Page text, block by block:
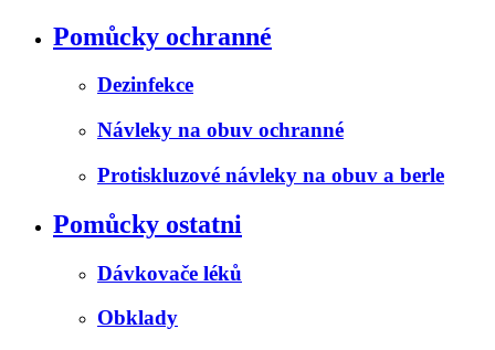
Pomůcky ochranné
Dezinfekce
Návleky na obuv ochranné
Protiskluzové návleky na obuv a berle
Pomůcky ostatni
Dávkovače léků
Obklady